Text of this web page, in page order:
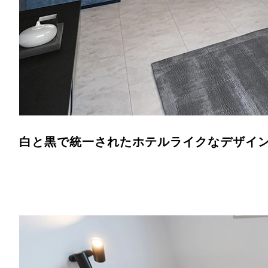
白と黒で統一されたホテルライクなデザイ